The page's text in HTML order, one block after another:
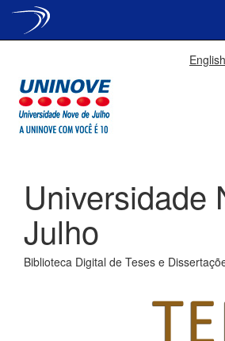
English
Universidade
Julho
Biblioteca Digital de Teses e